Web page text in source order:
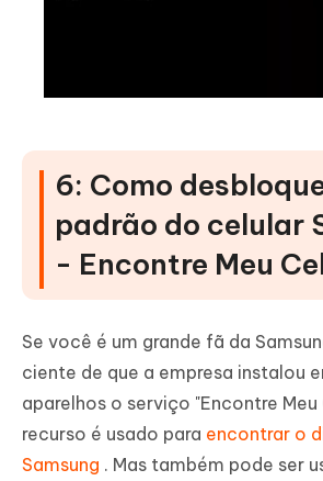
6: Como
padrão do celular
- Encontre Meu
Se você é um grande fã da
ciente de que a empresa instalou
aparelhos o serviço "Encontre Meu
recurso é usado para encontrar o
Samsung . Mas também pode ser